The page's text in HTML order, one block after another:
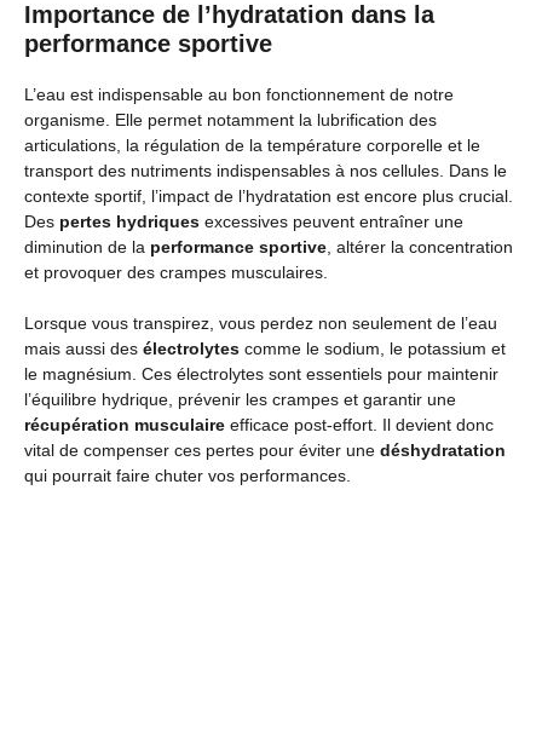
Importance de l’hydratation dans la
performance sportive
L’eau est indispensable au bon fonctionnement de notre
organisme. Elle permet notamment la lubrification des
articulations, la régulation de la température corporelle et le
transport des nutriments indispensables à nos cellules. Dans le
contexte sportif, l’impact de l’hydratation est encore plus crucial.
Des pertes hydriques excessives peuvent entraîner une
diminution de la performance sportive, altérer la concentration
et provoquer des crampes musculaires.
Lorsque vous transpirez, vous perdez non seulement de l’eau
mais aussi des électrolytes comme le sodium, le potassium et
le magnésium. Ces électrolytes sont essentiels pour maintenir
l’équilibre hydrique, prévenir les crampes et garantir une
récupération musculaire efficace post-effort. Il devient donc
vital de compenser ces pertes pour éviter une déshydratation
qui pourrait faire chuter vos performances.